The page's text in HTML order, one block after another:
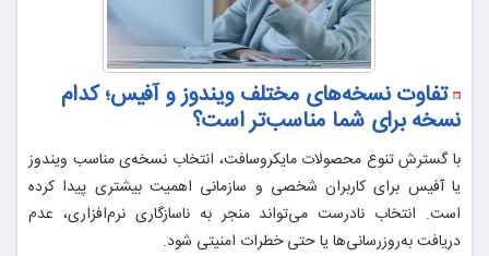
تفاوت نسخه‌های مختلف ویندوز و آفیس؛ کدام
نسخه برای شما مناسب‌تر است؟
با گسترش تنوع محصولات مایکروسافت، انتخاب نسخه‌ی مناسب ویندوز
یا آفیس برای کاربران شخصی و سازمانی اهمیت بیشتری پیدا کرده
است. انتخاب نادرست می‌تواند منجر به ناسازگاری نرم‌افزاری، عدم
دریافت به‌روزرسانی‌ها یا حتی خطرات امنیتی شود.